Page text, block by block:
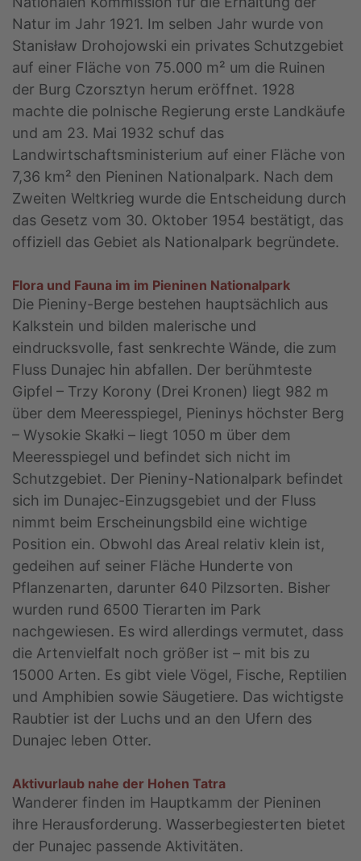
Natur im Jahr 1921. Im selben Jahr wurde von
Stanisław Drohojowski ein privates Schutzgebiet
auf einer Fläche von 75.000 m² um die Ruinen
der Burg Czorsztyn herum eröffnet. 1928
machte die polnische Regierung erste Landkäufe
und am 23. Mai 1932 schuf das
Landwirtschaftsministerium auf einer Fläche von
7,36 km² den Pieninen Nationalpark. Nach dem
Zweiten Weltkrieg wurde die Entscheidung durch
das Gesetz vom 30. Oktober 1954 bestätigt, das
offiziell das Gebiet als Nationalpark begründete.
Flora und Fauna im im Pieninen Nationalpark
Die Pieniny-Berge bestehen hauptsächlich aus
Kalkstein und bilden malerische und
eindrucksvolle, fast senkrechte Wände, die zum
Fluss Dunajec hin abfallen. Der berühmteste
Gipfel – Trzy Korony (Drei Kronen) liegt 982 m
über dem Meeresspiegel, Pieninys höchster Berg
– Wysokie Skałki – liegt 1050 m über dem
Meeresspiegel und befindet sich nicht im
Schutzgebiet. Der Pieniny-Nationalpark befindet
sich im Dunajec-Einzugsgebiet und der Fluss
nimmt beim Erscheinungsbild eine wichtige
Position ein. Obwohl das Areal relativ klein ist,
gedeihen auf seiner Fläche Hunderte von
Pflanzenarten, darunter 640 Pilzsorten. Bisher
wurden rund 6500 Tierarten im Park
nachgewiesen. Es wird allerdings vermutet, dass
die Artenvielfalt noch größer ist – mit bis zu
15000 Arten. Es gibt viele Vögel, Fische, Reptilien
und Amphibien sowie Säugetiere. Das wichtigste
Raubtier ist der Luchs und an den Ufern des
Dunajec leben Otter.
Aktivurlaub nahe der Hohen Tatra
Wanderer finden im Hauptkamm der Pieninen
ihre Herausforderung. Wasserbegiesterten bietet
der Punajec passende Aktivitäten.